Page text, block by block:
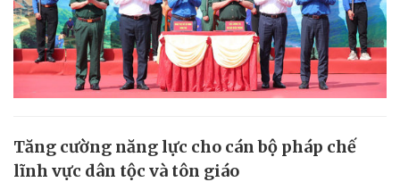
Tăng cường năng lực cho cán bộ pháp chế
lĩnh vực dân tộc và tôn giáo